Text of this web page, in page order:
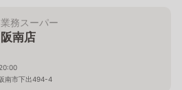
業務スーパー
阪南店
南市下出494-4